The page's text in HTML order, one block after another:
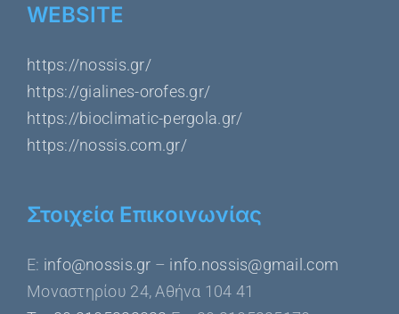
WEBSITE
https://nossis.gr/
https://gialines-orofes.gr/
https://bioclimatic-pergola.gr/
https://nossis.com.gr/
Στοιχεία Επικοινωνίας
Ε: info@nossis.gr – info.nossis@gmail.com
Μοναστηρίου 24, Αθήνα 104 41